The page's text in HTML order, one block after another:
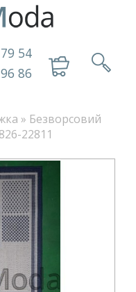
54
86
» Безворсовий
22811